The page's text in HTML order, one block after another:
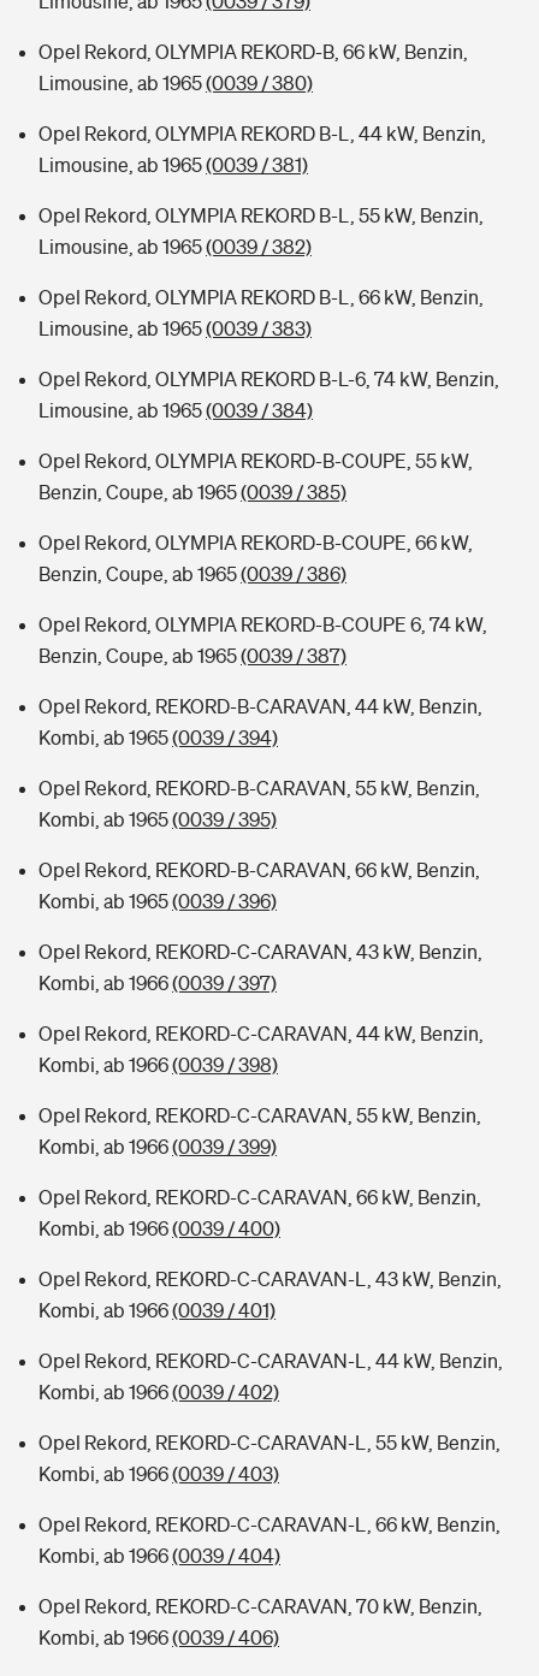
Opel Rekord, OLYMPIA REKORD-B, 66 kW, Benzin,
Limousine, ab 1965(0039 / 380)
Opel Rekord, OLYMPIA REKORD B-L, 44 kW, Benzin,
Limousine, ab 1965(0039 / 381)
Opel Rekord, OLYMPIA REKORD B-L, 55 kW, Benzin,
Limousine, ab 1965(0039 / 382)
Opel Rekord, OLYMPIA REKORD B-L, 66 kW, Benzin,
Limousine, ab 1965(0039 / 383)
Opel Rekord, OLYMPIA REKORD B-L-6, 74 kW, Benzin,
Limousine, ab 1965(0039 / 384)
Opel Rekord, OLYMPIA REKORD-B-COUPE, 55 kW,
Benzin, Coupe, ab 1965(0039 / 385)
Opel Rekord, OLYMPIA REKORD-B-COUPE, 66 kW,
Benzin, Coupe, ab 1965(0039 / 386)
Opel Rekord, OLYMPIA REKORD-B-COUPE 6, 74 kW,
Benzin, Coupe, ab 1965(0039 / 387)
Opel Rekord, REKORD-B-CARAVAN, 44 kW, Benzin,
Kombi, ab 1965(0039 / 394)
Opel Rekord, REKORD-B-CARAVAN, 55 kW, Benzin,
Kombi, ab 1965(0039 / 395)
Opel Rekord, REKORD-B-CARAVAN, 66 kW, Benzin,
Kombi, ab 1965(0039 / 396)
Opel Rekord, REKORD-C-CARAVAN, 43 kW, Benzin,
Kombi, ab 1966(0039 / 397)
Opel Rekord, REKORD-C-CARAVAN, 44 kW, Benzin,
Kombi, ab 1966(0039 / 398)
Opel Rekord, REKORD-C-CARAVAN, 55 kW, Benzin,
Kombi, ab 1966(0039 / 399)
Opel Rekord, REKORD-C-CARAVAN, 66 kW, Benzin,
Kombi, ab 1966(0039 / 400)
Opel Rekord, REKORD-C-CARAVAN-L, 43 kW, Benzin,
Kombi, ab 1966(0039 / 401)
Opel Rekord, REKORD-C-CARAVAN-L, 44 kW, Benzin,
Kombi, ab 1966(0039 / 402)
Opel Rekord, REKORD-C-CARAVAN-L, 55 kW, Benzin,
Kombi, ab 1966(0039 / 403)
Opel Rekord, REKORD-C-CARAVAN-L, 66 kW, Benzin,
Kombi, ab 1966(0039 / 404)
Opel Rekord, REKORD-C-CARAVAN, 70 kW, Benzin,
Kombi, ab 1966(0039 / 406)